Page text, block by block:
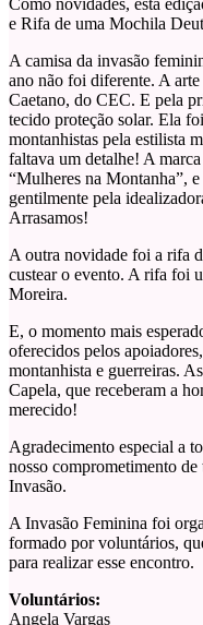
Como novidades, esta
e Rifa de uma Mochila
A camisa da invasão
ano não foi diferente. A
Caetano, do CEC. E pela
tecido proteção solar. Ela
montanhistas pela estilista
faltava um detalhe! A
“Mulheres na Montanha”,
gentilmente pela
Arrasamos!
A outra novidade foi a rifa
custear o evento. A rifa foi
Moreira.
E, o momento mais
oferecidos pelos
montanhista e guerreiras.
Capela, que receberam a
merecido!
Agradecimento especial a
nosso comprometimento
Invasão.
A Invasão Feminina foi
formado por voluntários,
para realizar esse encontro.
Voluntários:
Angela Vargas